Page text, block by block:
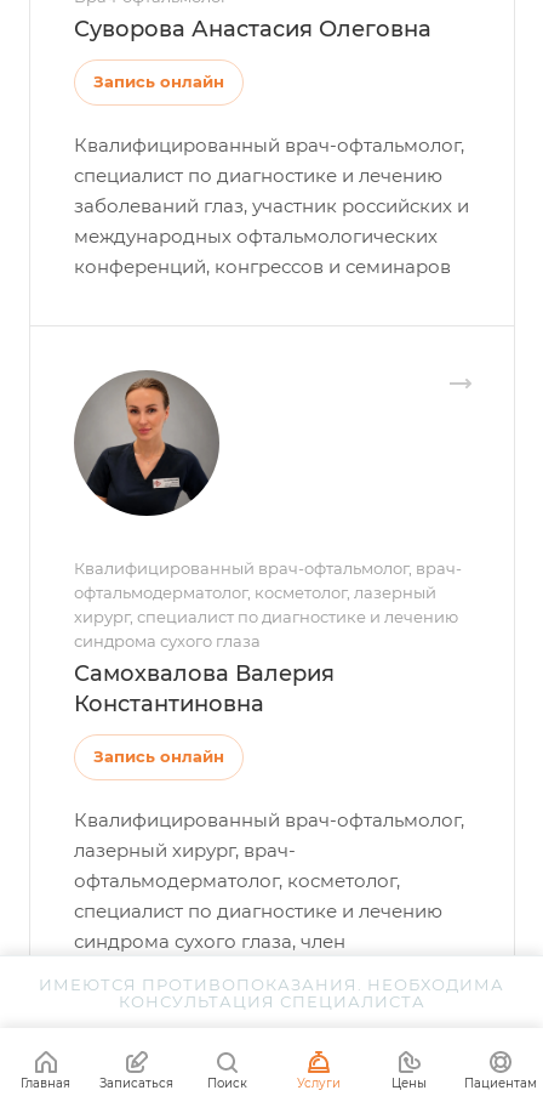
Суворова Анастасия Олеговна
Запись онлайн
Квалифицированный врач-офтальмолог,
специалист по диагностике и лечению
заболеваний глаз, участник российских и
международных офтальмологических
конференций, конгрессов и семинаров
Квалифицированный врач-офтальмолог, врач-
офтальмодерматолог, косметолог, лазерный
хирург, специалист по диагностике и лечению
синдрома сухого глаза
Самохвалова Валерия
Константиновна
Запись онлайн
Квалифицированный врач-офтальмолог,
лазерный хирург, врач-
офтальмодерматолог, косметолог,
специалист по диагностике и лечению
синдрома сухого глаза, член
ИМЕЮТСЯ ПРОТИВОПОКАЗАНИЯ. НЕОБХОДИМА
КОНСУЛЬТАЦИЯ СПЕЦИАЛИСТА
Главная Записаться Поиск Услуги Цены Пациентам